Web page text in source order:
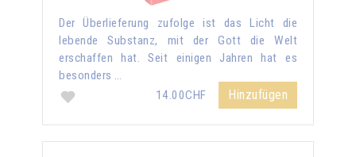
Der Überlieferung zufolge ist das Licht die
lebende Substanz, mit der Gott die Welt
erschaffen hat. Seit einigen Jahren hat es
besonders …
14.00CHF
Hinzufügen